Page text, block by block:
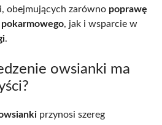
obejmujących zarówno poprawę
, jak i wsparcie w
.
owsianki ma
przynosi szereg